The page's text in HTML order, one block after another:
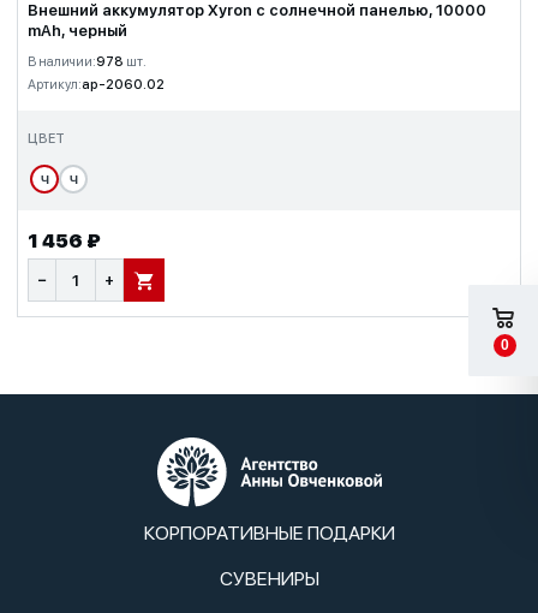
Внешний аккумулятор Xyron с солнечной панелью, 10000
mAh, черный
В наличии:978 шт.
Артикул:ap-2060.02
ЦВЕТ
Ч Ч
1 456 ₽
− + В КОРЗИНУ
КОРПОРАТИВНЫЕ ПОДАРКИ
СУВЕНИРЫ
0